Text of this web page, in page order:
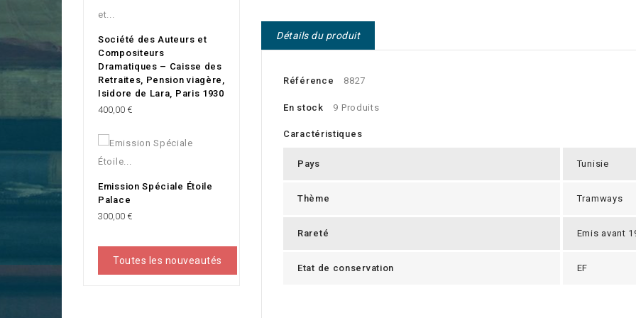
Société des Auteurs et
Compositeurs
Dramatiques – Caisse des
Retraites, Pension viagère,
Isidore de Lara, Paris 1930
Prix
400,00 €
Emission Spéciale Étoile
Palace
Prix
300,00 €
Toutes les nouveautés
Détails du produit
Référence 8827
En stock 9 Produits
Caractéristiques
Pays Tunisie
Thème Tramways
Rareté Emis avant
Etat de conservation EF